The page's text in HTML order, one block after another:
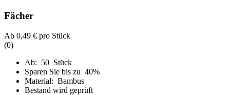
Fächer
Ab 0,49 € pro Stück
(0)
Ab: 50 Stück
Sparen Sie bis zu 40%
Material: Bambus
Bestand wird geprüft